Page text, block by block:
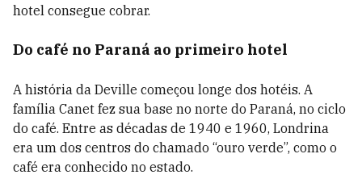
hotel consegue cobrar.
Do café no Paraná ao primeiro hotel
A história da Deville começou longe dos hotéis. A
família Canet fez sua base no norte do Paraná, no ciclo
do café. Entre as décadas de 1940 e 1960, Londrina
era um dos centros do chamado “ouro verde”, como o
café era conhecido no estado.